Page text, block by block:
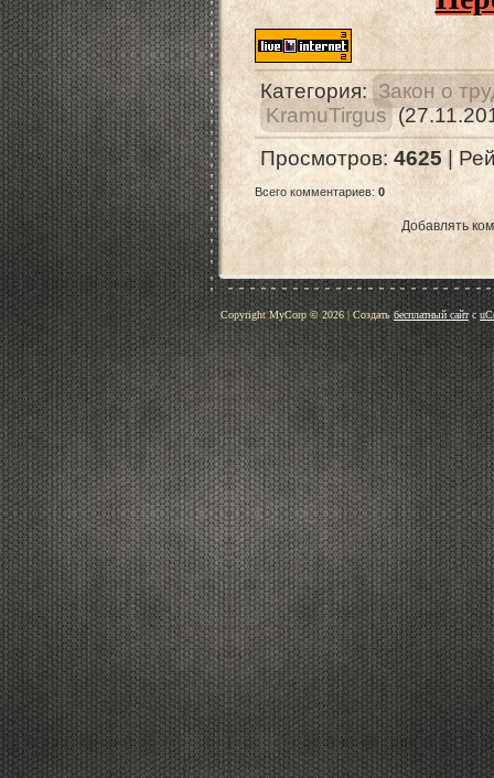
Категория: Закон о
KramuTirgus
Просмотров:4625|
Всего комментариев: 0
Добавлять
Copyright MyCorp © 2026|Создатьбесплатный сайтс